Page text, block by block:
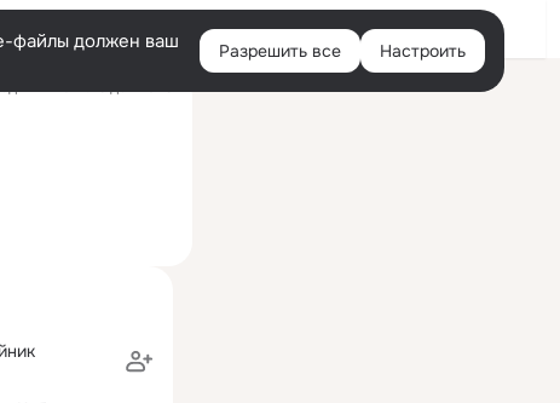
Войти
файлы должен ваш
Разрешить все Настроить